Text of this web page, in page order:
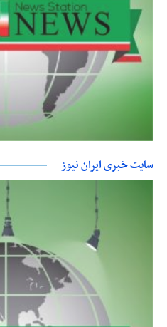
سایت خبری ایران نیوز